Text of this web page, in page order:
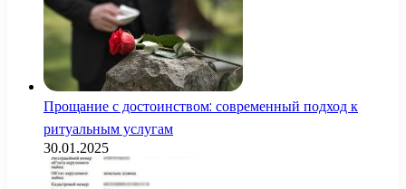
Прощание с достоинством: современный подход к
ритуальным услугам
30.01.2025